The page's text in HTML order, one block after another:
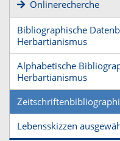
Onlinerecherche
Bibliographische
Herbartianismus
Alphabetische
Herbartianismus
Lebensskizzen